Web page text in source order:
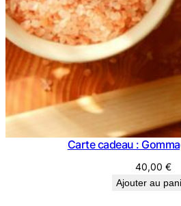
Carte cadeau :
40,00 €
Ajouter au